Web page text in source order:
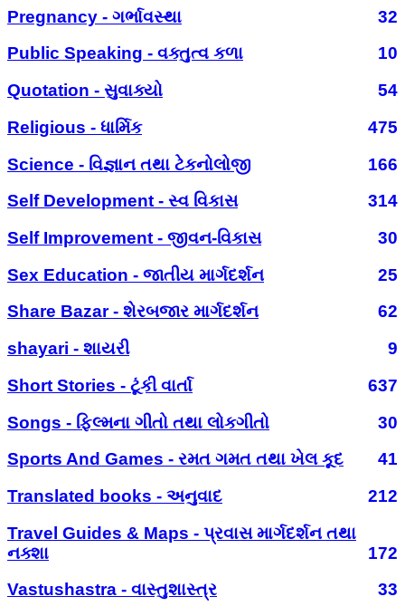
Pregnancy - ગર્ભાવસ્થા
32
Public Speaking - વક્તુત્વ કળા
10
Quotation - સુવાક્યો
54
Religious - ધાર્મિક
475
Science - વિજ્ઞાન તથા ટેકનોલોજી
166
Self Development - સ્વ વિકાસ
314
Self Improvement - જીવન-વિકાસ
30
Sex Education - જાતીય માર્ગદર્શન
25
Share Bazar - શેરબજાર માર્ગદર્શન
62
shayari - શાયરી
9
Short Stories - ટૂંકી વાર્તા
637
Songs - ફિલ્મના ગીતો તથા લોકગીતો
30
Sports And Games - રમત ગમત તથા ખેલ કૂદ
41
Translated books - અનુવાદ
212
Travel Guides & Maps - પ્રવાસ માર્ગદર્શન તથા
નક્શા
172
Vastushastra - વાસ્તુશાસ્ત્ર
33